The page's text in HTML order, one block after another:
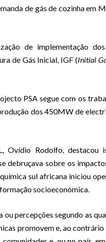
de gás de cozinha em
de implementação
de Gás Inicial, IGF (Initial
PSA segue com os
dos 450MW de
Ovídio Rodolfo, destacou
debruçava sobre os
sul africana iniciou
socioeconómica.
percepções segundo as
promovem e, ao